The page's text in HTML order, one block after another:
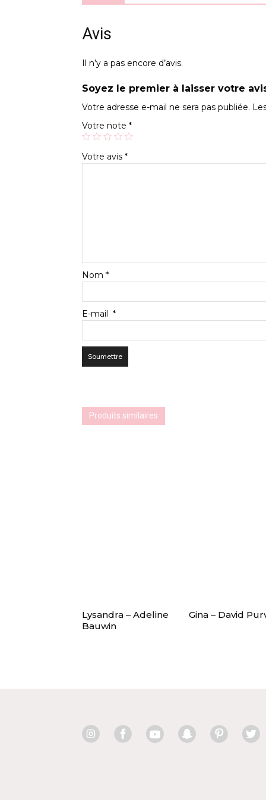
Avis
Il n’y a pas encore d’avis.
Soyez le premier à laisser votre
Votre adresse e-mail ne sera pas publiée.
Votre note *
Votre avis *
Nom *
E-mail *
Produits similaires
Lysandra – Adeline
Bauwin
Gina – David